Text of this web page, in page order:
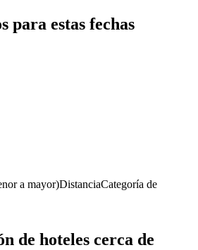
para estas fechas
a mayor)DistanciaCategoría de
de hoteles cerca de